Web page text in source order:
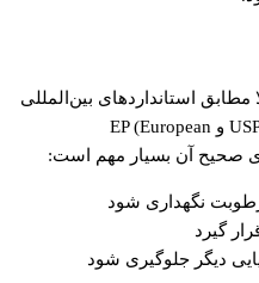
استانداردهای بین‌المللی
مانند USP (United States Pharmacopeia) و EP (European
نگهداری شود
گیرد
دیگر جلوگیری شود